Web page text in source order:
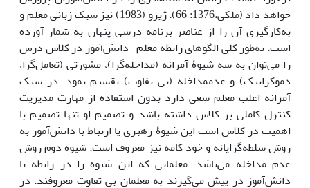
خواهد داد (ملکی،1376: 66). ژیرو (1983) نیز سبک زبانی معلم و
به‌کارگیری آن را از عناصر برنامة درسی پنهان به شمار آورده
است. به‌طور کلی الگوهای رابطه معلم- دانش‌آموز در کلاس درس
را می‌توان به سه شیوۀ آمرانه (مداخله‌گرا)، مشورتی (تعامل‌گرا،
دموکراتیک) و عدممداخله (بی تفاوت) تقسیم نمود. در سبک
آمرانه اغلب معلم سعی دارد بدون استفاده از مهارت مدیریت
کنترل کاملی بر کلاس داشته باشد و تصمیم او تنها تصمیم با
اهمیت در کلاس است این شیوۀ رهبری یا ارتباط با دانش‌آموز به
روش سلطه‌گرایانه و خود کامه نیز معروف است. شیوه دوم روش
عدم مداخله می‌باشد. معلمانی که این شیوه را در رابطه با
دانش‌آموز در پیش می‌گیرند به معلمان بی تفاوت معروفند. در